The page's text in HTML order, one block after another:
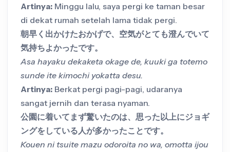
Artinya: Minggu lalu, saya pergi ke taman besar
di dekat rumah setelah lama tidak pergi.
朝早く出かけたおかげで、空気がとても澄んでいて
気持ちよかったです。
Asa hayaku dekaketa okage de, kuuki ga totemo
sunde ite kimochi yokatta desu.
Artinya: Berkat pergi pagi-pagi, udaranya
sangat jernih dan terasa nyaman.
公園に着いてまず驚いたのは、思った以上にジョギ
ングをしている人が多かったことです。
Kouen ni tsuite mazu odoroita no wa, omotta ijou